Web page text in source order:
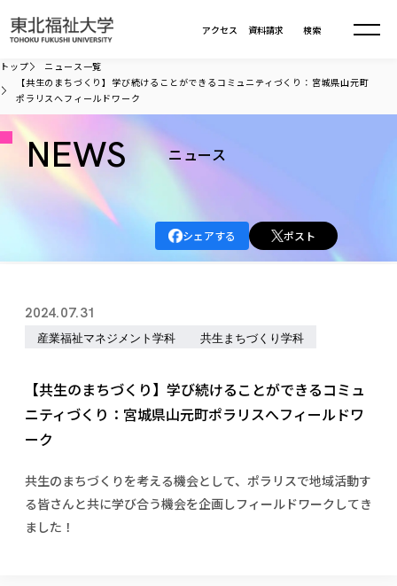
資料請求
アクセス 検索
大学について
大学理念
各種方針
大学の概要
大学の歩み
学生・教職員・卒業生数
校歌の歴史
校章・マーク・カラー
関連法人
教職員募集
役員・評議員一覧
大学の取り組み
大学の取り組み
カリキュラム編成ガイドライン
本学のシラバスについて
一般事業主行動計画
公的資金等の不正使用の防止に関する基本方針
研究活動における不正行為の防止等に関する対応
大学広報誌「TFU Newsletter 東北福祉大学通信」
情報公開
寄附行為
ガバナンス・コード
事業計画／財務・事業報告
大学評価
学部・大学院
学部・大学院TOP
総合福祉学部
福祉行政学科
共生まちづくり学部
共生まちづくり学部
教育学部
教育学科
健康科学部
健康科学部
リハビリテーション学科
医療経営管理学科
産業福祉マネジメント学科
情報福祉マネジメント学科
入学試験
進学相談会
進路・就職 TOP
就職状況
取得可能な資格・免許
東北福祉大学のキャリアサポート
東北福祉大学のキャリアサポート
進路・就職支援
採用ご担当者様へ
課外活動 TOP
体育会・運動サークル紹介
文化会・文化系サークル紹介
大学指定団体紹介
国際交流
交換留学生 Exchange students
海外留学・研修
社会連携・研究
社会連携・研究 TOP
生涯教育・キャリア教育
トップ
ニュース一覧
【共生のまちづくり】学び続けることができるコミュニティづくり：宮城県山元町
ポラリスへフィールドワーク
NEWS ニュース
シェアする ポスト
2024.07.31
産業福祉マネジメント学科 共生まちづくり学科
【共生のまちづくり】学び続けることができるコミュ
ニティづくり：宮城県山元町ポラリスへフィールドワ
ーク
共生のまちづくりを考える機会として、ポラリスで地域活動す
る皆さんと共に学び合う機会を企画しフィールドワークしてき
ました！